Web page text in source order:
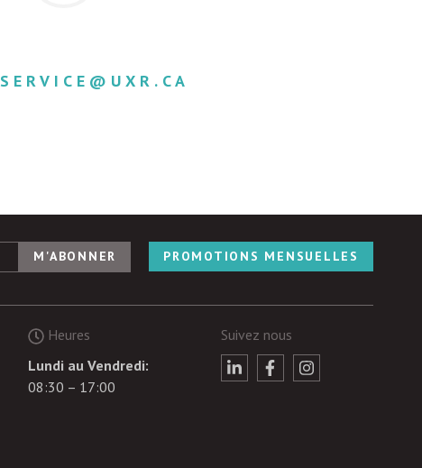
SERVICE@UXR.CA
PROMOTIONS MENSUELLES
Heures
Lundi au Vendredi:
08:30 – 17:00
Suivez nous